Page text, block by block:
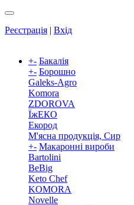
Реєстрація | Вхід
+- Бакалія
+- Борошно
Galeks-Agro
Komora
ZDOROVA
ЇжЕКО
Екород
М'ясна продукція, Сир
+- Макаронні вироби
Bartolini
BeBig
Keto Chef
KOMORA
Novelle